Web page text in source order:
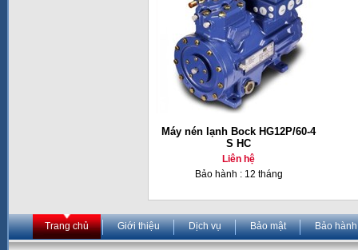
Máy nén lạnh Bock HG12P/60-4
S HC
Liên hệ
Bảo hành : 12 tháng
Trang chủ Giới thiệu Dịch vụ Bảo mật Bảo hành